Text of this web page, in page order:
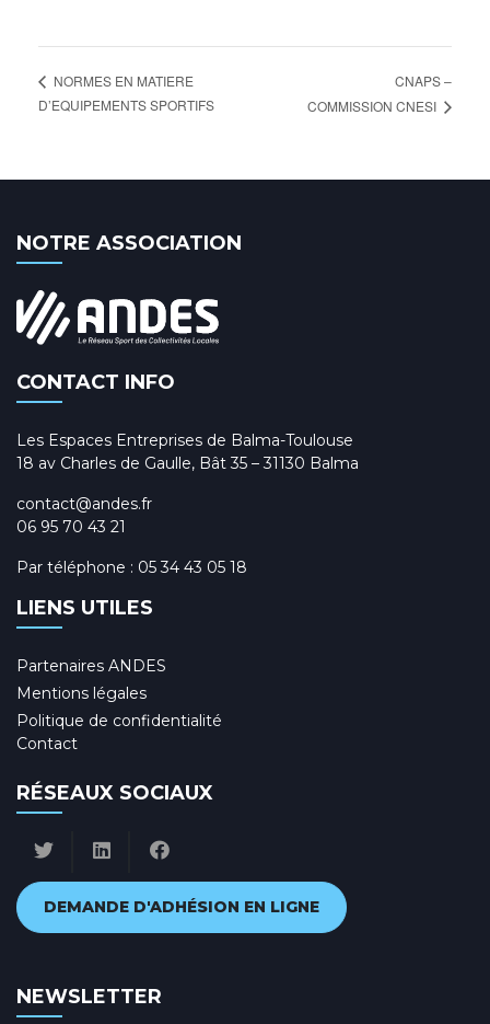
NORMES EN MATIERE
D’EQUIPEMENTS SPORTIFS
CNAPS –
COMMISSION CNESI
NOTRE ASSOCIATION
CONTACT INFO
Les Espaces Entreprises de Balma-Toulouse
18 av Charles de Gaulle, Bât 35 – 31130 Balma
contact@andes.fr
06 95 70 43 21
Par téléphone : 05 34 43 05 18
LIENS UTILES
Partenaires ANDES
Mentions légales
Politique de confidentialité
Contact
RÉSEAUX SOCIAUX
DEMANDE D'ADHÉSION EN LIGNE
NEWSLETTER